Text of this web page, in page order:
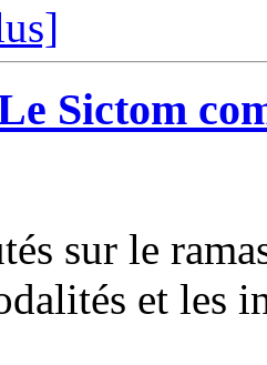
Sictom
sur le
et les